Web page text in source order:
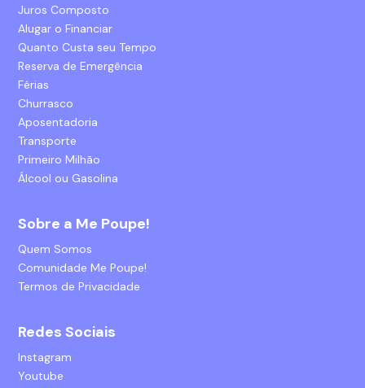
Juros Composto
Alugar o Financiar
Quanto Custa seu Tempo
Reserva de Emergência
Férias
Churrasco
Aposentadoria
Transporte
Primeiro Milhão
Álcool ou Gasolina
Sobre a Me Poupe!
Quem Somos
Comunidade Me Poupe!
Termos de Privacidade
Redes Sociais
Instagram
Youtube